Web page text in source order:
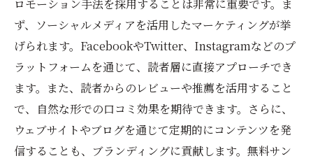
ロモーション手法を採用することは非常に重要です。ま
ず、ソーシャルメディアを活用したマーケティングが挙
げられます。FacebookやTwitter、Instagramなどのプ
ラットフォームを通じて、読者層に直接アプローチでき
ます。また、読者からのレビューや推薦を活用すること
で、自然な形での口コミ効果を期待できます。さらに、
ウェブサイトやブログを通じて定期的にコンテンツを発
信することも、ブランディングに貢献します。無料サン